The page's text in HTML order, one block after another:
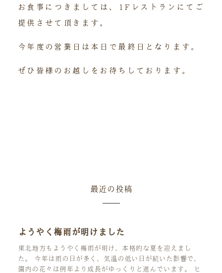
お食事につきましては、1Fレストランにてご
提供させて頂きます。
今年度の営業日は本日で最終日となります。
ぜひ皆様のお越しをお待ちしております。
最近の投稿
ようやく梅雨が明けました
東北地方もようやく梅雨が明け、本格的な夏を迎えまし
た。 今年は雨の日が多く、気温の低い日が続いた影響で、
園内の花々は例年より成長がゆっくりと進んでいます。 ヒ